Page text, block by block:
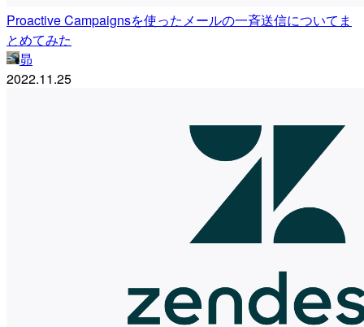
Proactive Campaignsを使ったメールの一斉送信についてま
とめてみた
昴
2022.11.25